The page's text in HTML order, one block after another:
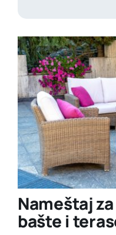
Nameštaj
bašte i